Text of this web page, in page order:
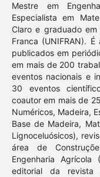
Mestre em
Especialista em
Claro e graduado em
Franca (UNIFRAN).
publicados em
em mais de 200
eventos nacionais e
30 eventos
coautor em mais de
Numéricos, Madeira,
Base de Madeira,
Lignoceluósicos),
área de
Engenharia
editorial da revista